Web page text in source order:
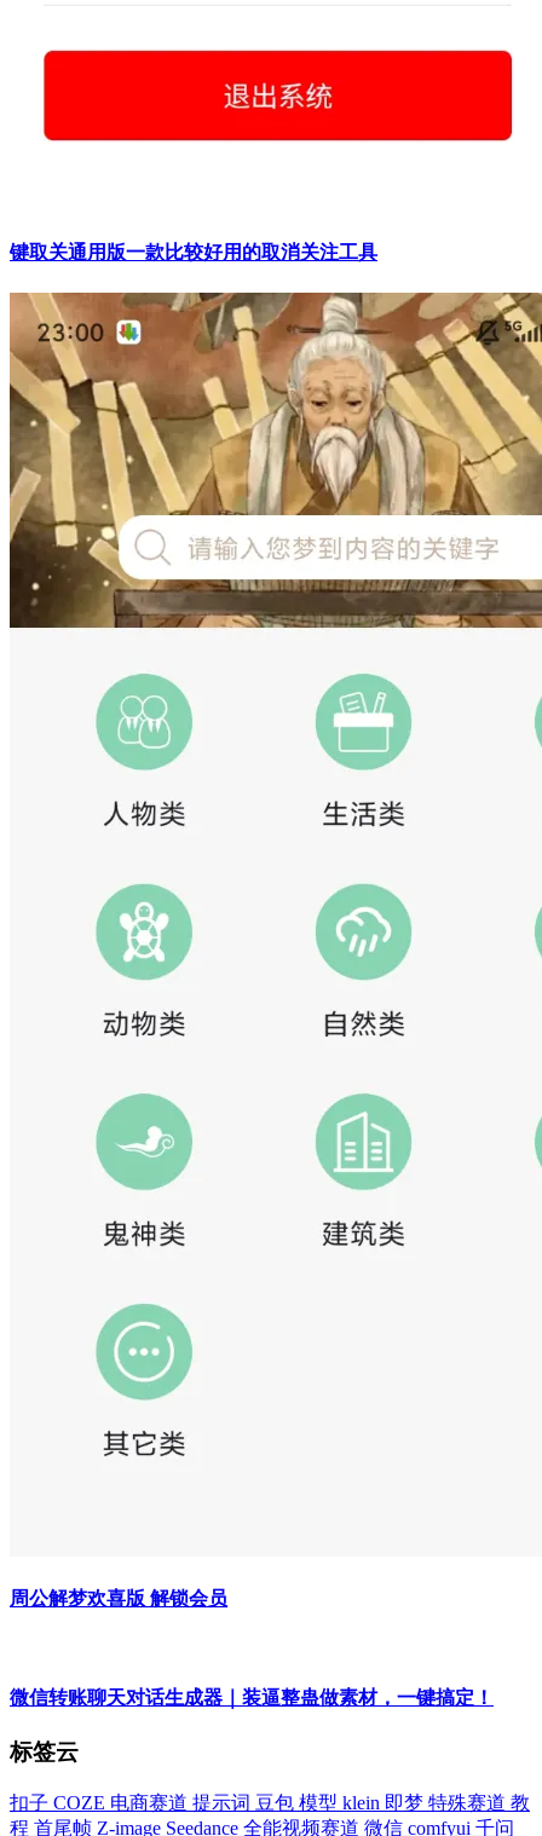
键取关通用版一款比较好用的取消关注工具
周公解梦欢喜版 解锁会员
微信转账聊天对话生成器｜装逼整蛊做素材，一键搞定！
标签云
扣子 COZE 电商赛道 提示词 豆包 模型 klein 即梦 特殊赛道 教
程 首尾帧 Z-image Seedance 全能视频赛道 微信 comfyui 千问